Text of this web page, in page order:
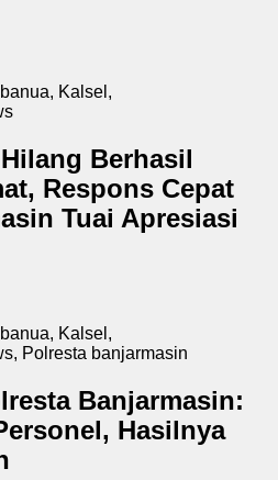
, Kalsel ,
Berhasil
Respons Cepat
Tuai Apresiasi
, Kalsel ,
, Polresta banjarmasin
Banjarmasin:
Hasilnya